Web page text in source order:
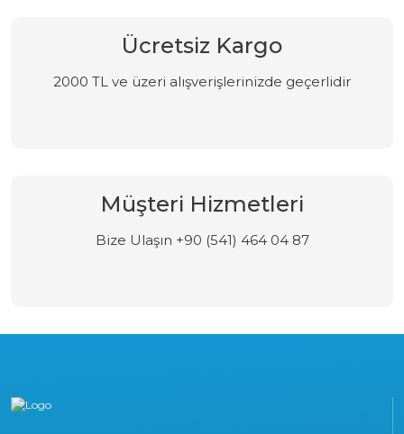
Ücretsiz Kargo
2000 TL ve üzeri alışverişlerinizde geçerlidir
Müşteri Hizmetleri
Bize Ulaşın +90 (541) 464 04 87